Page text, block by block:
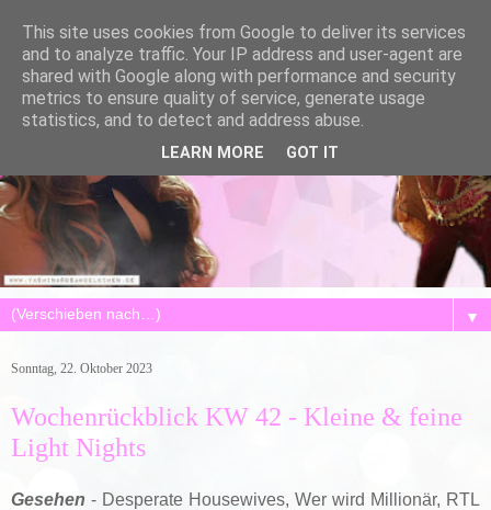
▼
Sonntag, 22. Oktober 2023
Wochenrückblick KW 42 - Kleine & feine
Light Nights
Gesehen - Desperate Housewives, Wer wird Millionär, RTL
This site uses cookies from Google to deliver its services
and to analyze traffic. Your IP address and user-agent are
shared with Google along with performance and security
metrics to ensure quality of service, generate usage
statistics, and to detect and address abuse.
LEARN MORE GOT IT